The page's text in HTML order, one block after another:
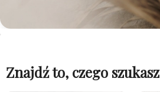
Znajdź to, czego szukasz